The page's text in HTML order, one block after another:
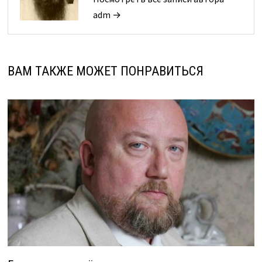
adm →
ВАМ ТАКЖЕ МОЖЕТ ПОНРАВИТЬСЯ